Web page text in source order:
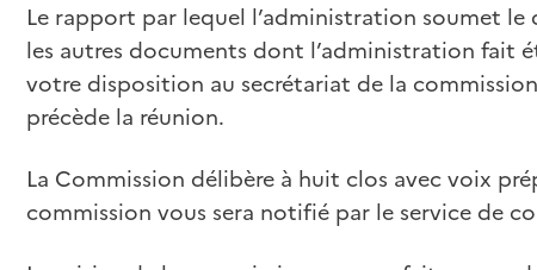
Le rapport par lequel l’administration soumet
les autres documents dont l’administration fait
votre disposition au secrétariat de la
précède la réunion.
La Commission délibère à huit clos avec voix
commission vous sera notifié par le service de